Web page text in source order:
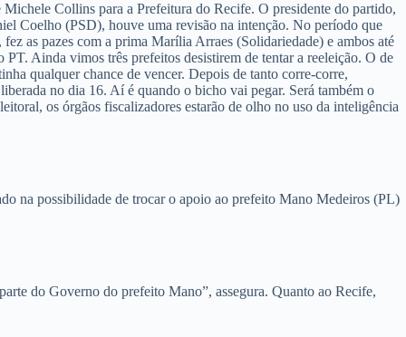
Collins para a Prefeitura do Recife. O presidente do partido,
Coelho (PSD), houve uma revisão na intenção. No período que
as pazes com a prima Marília Arraes (Solidariedade) e ambos até
Ainda vimos três prefeitos desistirem de tentar a reeleição. O de
qualquer chance de vencer. Depois de tanto corre-corre,
no dia 16. Aí é quando o bicho vai pegar. Será também o
os órgãos fiscalizadores estarão de olho no uso da inteligência
na possibilidade de trocar o apoio ao prefeito Mano Medeiros (PL)
do Governo do prefeito Mano”, assegura. Quanto ao Recife,